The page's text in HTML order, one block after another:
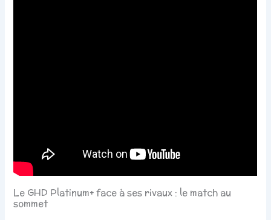
Le GHD Platinum+ face à ses rivaux : le match au
sommet